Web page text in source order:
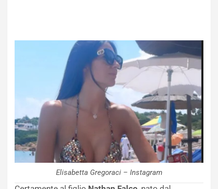
Elisabetta Gregoraci – Instagram